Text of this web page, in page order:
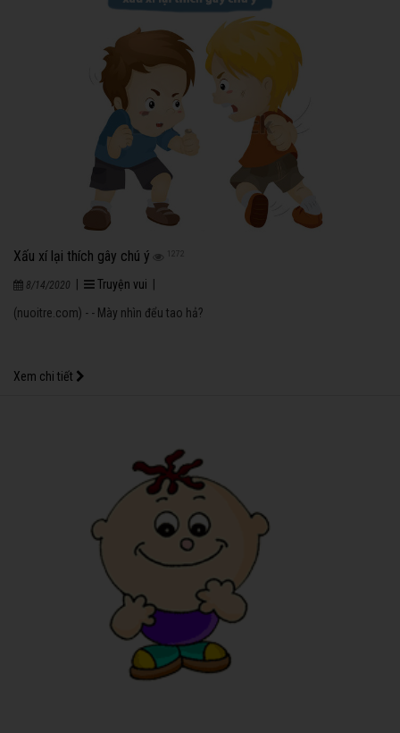
Xấu xí lại thích gây chú ý 1272
8/14/2020 Truyện vui
(nuoitre.com) - - Mày nhìn đểu tao hả?
Xem chi tiết